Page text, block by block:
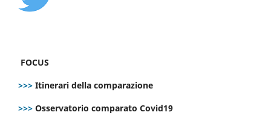
FOCUS
>>> Itinerari della comparazione
>>> Osservatorio comparato Covid19